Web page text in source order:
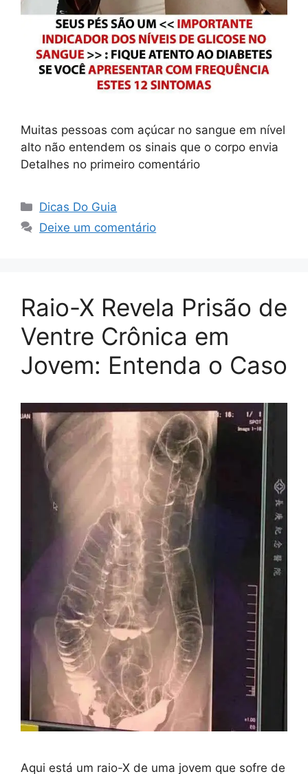
Muitas pessoas com açúcar no sangue em nível
alto não entendem os sinais que o corpo envia
Detalhes no primeiro comentário
Categorias
Dicas Do Guia
Deixe um comentário
Raio-X Revela Prisão de
Ventre Crônica em
Jovem: Entenda o Caso
Aqui está um raio-X de uma jovem que sofre de